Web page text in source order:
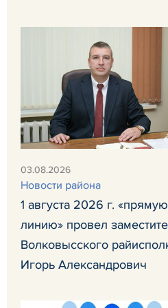
03.08.2026
Новости района
1 августа 2026 г.
линию» провел
Волковысского
Игорь Александрович